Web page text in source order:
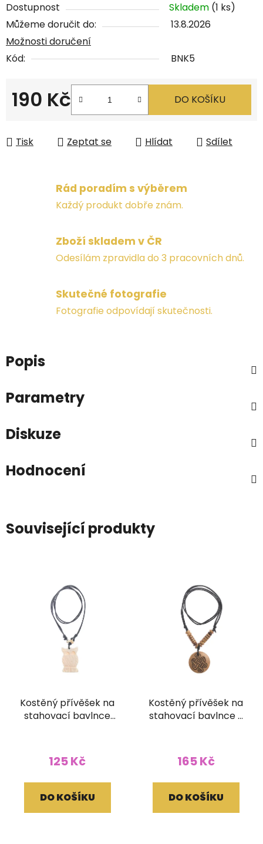
Dostupnost Skladem (1 ks)
Můžeme doručit do:
13.8.2026
Možnosti doručení
Kód:
BNK5
190 Kč DO KOŠÍKU
Tisk Zeptat se Hlídat Sdílet
Rád poradím s výběrem
Každý produkt dobře znám.
Zboží skladem v ČR
Odesílám zpravidla do 3 pracovních dnů.
Skutečné fotografie
Fotografie odpovídají skutečnosti.
Popis
Parametry
Diskuze
Hodnocení
Související produkty
Kostěný přívěšek na
stahovací bavlnce
125 Kč
DO KOŠÍKU
Kostěný přívěšek na
stahovací bavlnce s
165 Kč
DO KOŠÍKU